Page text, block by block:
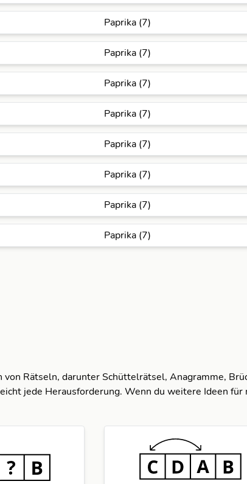
Paprika (7)
Paprika (7)
Paprika (7)
Paprika (7)
Paprika (7)
Paprika (7)
Paprika (7)
Paprika (7)
Rätseln, darunter Schüttelrätsel, Anagramme,
jede Herausforderung. Wenn du weitere Ideen für